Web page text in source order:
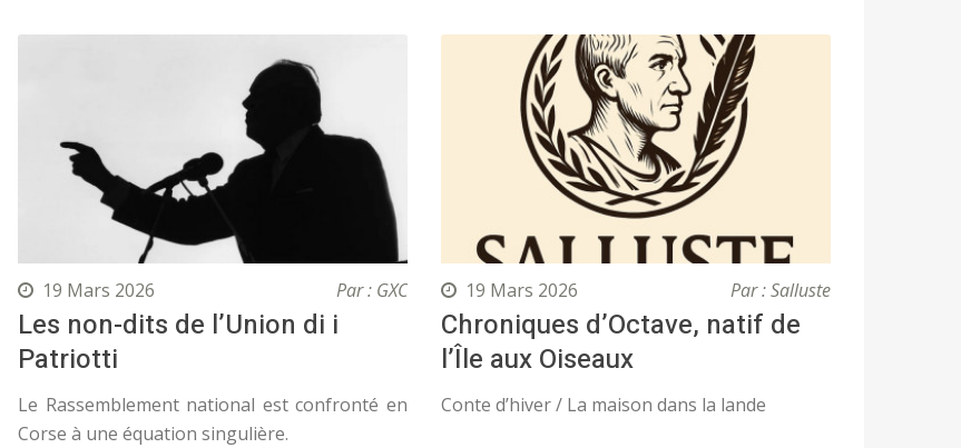
19 Mars 2026 Par : GXC
Les non-dits de l’Union di i
Patriotti
Le Rassemblement national est confronté en
Corse à une équation singulière.
19 Mars 2026 Par : Salluste
Chroniques d’Octave, natif de
l’Île aux Oiseaux
Conte d’hiver / La maison dans la lande